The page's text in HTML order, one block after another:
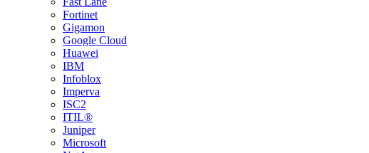
Fortinet
Gigamon
Google Cloud
Huawei
IBM
Infoblox
Imperva
ISC2
ITIL®
Juniper
Microsoft